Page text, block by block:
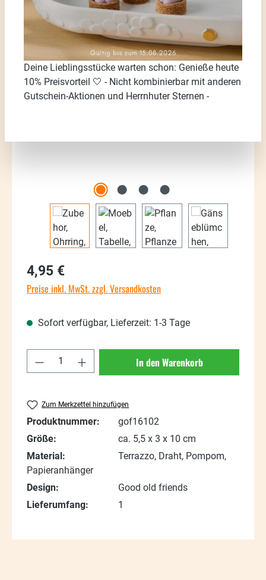
Bildergalerie überspringen
Regulärer Preis:
4,95 €
Preise inkl. MwSt. zzgl. Versandkosten
Sofort verfügbar, Lieferzeit: 1-3 Tage
Produkt Anzahl: Gib den gewünschten
In den Warenkorb
Zum Merkzettel hinzufügen
Produktnummer:
gof16102
Größe:
ca. 5,5 x 3 x 10 cm
Material:
Terrazzo, Draht, Pompom,
Papieranhänger
Design:
Good old friends
Lieferumfang:
1
Deine Lieblingsstücke warten schon: Genieße heute
10% Preisvorteil 🤍 - Nicht kombinierbar mit anderen
Gutschein-Aktionen und Herrnhuter Sternen -